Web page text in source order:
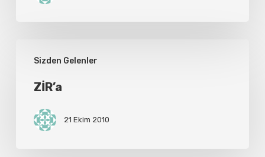
Sizden Gelenler
ZİR’a
21 Ekim 2010